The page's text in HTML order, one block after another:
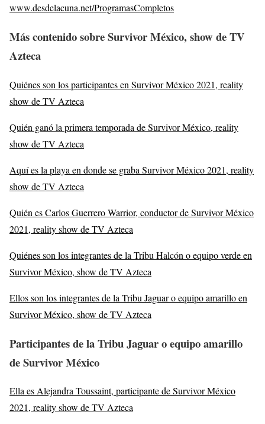
www.desdelacuna.net/ProgramasCompletos
Más contenido sobre Survivor México, show de TV
Azteca
Quiénes son los participantes en Survivor México 2021, reality
show de TV Azteca
Quién ganó la primera temporada de Survivor México, reality
show de TV Azteca
Aquí es la playa en donde se graba Survivor México 2021, reality
show de TV Azteca
Quién es Carlos Guerrero Warrior, conductor de Survivor México
2021, reality show de TV Azteca
Quiénes son los integrantes de la Tribu Halcón o equipo verde en
Survivor México, show de TV Azteca
Ellos son los integrantes de la Tribu Jaguar o equipo amarillo en
Survivor México, show de TV Azteca
Participantes de la Tribu Jaguar o equipo amarillo
de Survivor México
Ella es Alejandra Toussaint, participante de Survivor México
2021, reality show de TV Azteca